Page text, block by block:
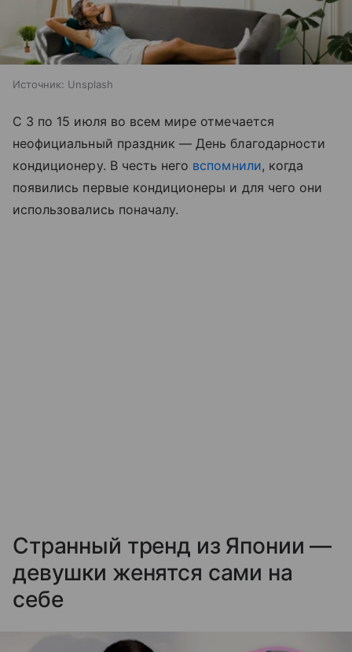
Источник: Unsplash
С 3 по 15 июля во всем мире отмечается
неофициальный праздник — День благодарности
кондиционеру. В честь него вспомнили, когда
появились первые кондиционеры и для чего они
использовались поначалу.
Странный тренд из Японии —
девушки женятся сами на
себе